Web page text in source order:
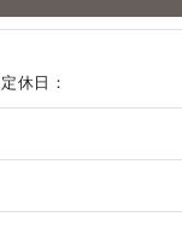
定休日：